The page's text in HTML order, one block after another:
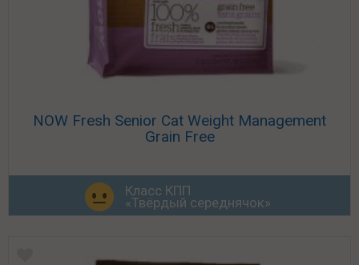
NOW Fresh Senior Cat Weight Management
Grain Free
Класс КПП
«Твёрдый середнячок»